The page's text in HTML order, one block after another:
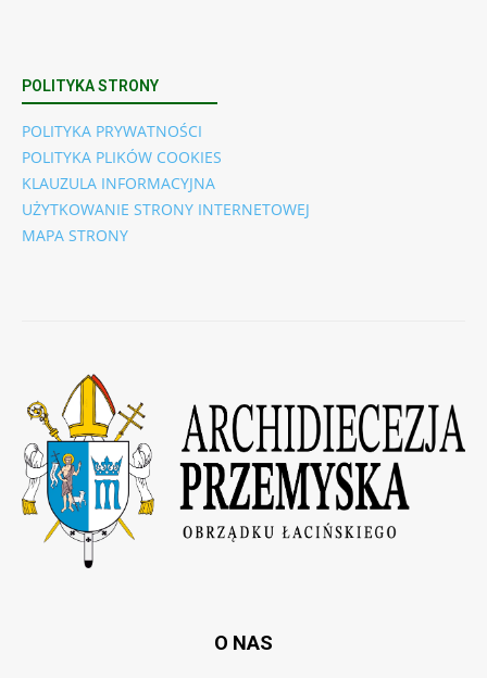
POLITYKA STRONY
POLITYKA PRYWATNOŚCI
POLITYKA PLIKÓW COOKIES
KLAUZULA INFORMACYJNA
UŻYTKOWANIE STRONY INTERNETOWEJ
MAPA STRONY
O NAS